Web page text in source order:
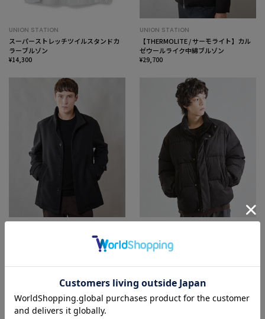
UNION STATION
スーパーストレッチツイルスタンドカ
ラーブルゾン
¥14,300
UNION STATION
【THERMOLITE / サーモライト】カル
ゼウールライク中綿ブルゾン
¥29,700
バスケット柄スタンドブルゾン
UNION STATION
ビーガンスウェード中綿ブルゾン